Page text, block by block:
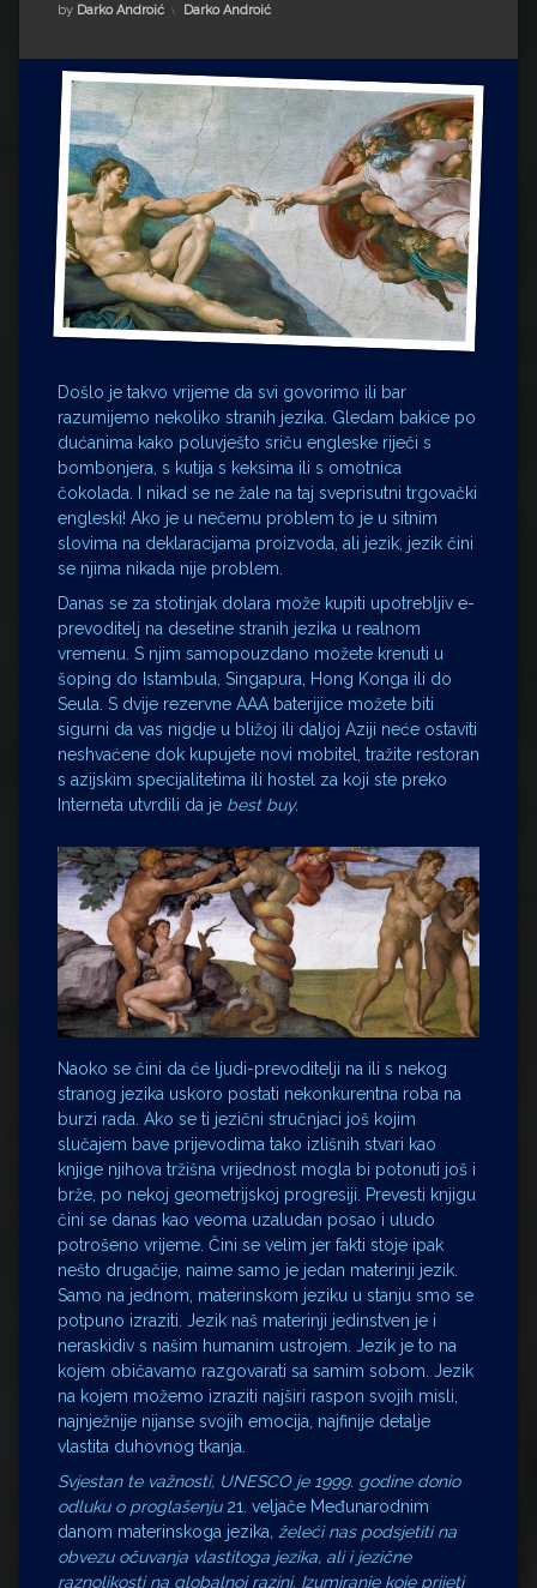
Impressum
Milenko Strižak
Drugi autori
Drugi autori
Matea Andrić
Ljiljana Lekanić-Kljaić
Željko Krznarić
Mario Lovreković
by Darko Androić Kategorije:
Darko Androić
Došlo je takvo vrijeme da svi govorimo ili bar
razumijemo nekoliko stranih jezika. Gledam bakice po
dućanima kako poluvješto sriču engleske riječi s
bombonjera, s kutija s keksima ili s omotnica
čokolada. I nikad se ne žale na taj sveprisutni trgovački
engleski! Ako je u nečemu problem to je u sitnim
slovima na deklaracijama proizvoda, ali jezik, jezik čini
se njima nikada nije problem.
Danas se za stotinjak dolara može kupiti upotrebljiv e-
prevoditelj na desetine stranih jezika u realnom
vremenu. S njim samopouzdano možete krenuti u
šoping do Istambula, Singapura, Hong Konga ili do
Seula. S dvije rezervne AAA baterijice možete biti
sigurni da vas nigdje u bližoj ili daljoj Aziji neće ostaviti
neshvaćene dok kupujete novi mobitel, tražite restoran
s azijskim specijalitetima ili hostel za koji ste preko
Interneta utvrdili da je best buy.
Naoko se čini da će ljudi-prevoditelji na ili s nekog
stranog jezika uskoro postati nekonkurentna roba na
burzi rada. Ako se ti jezični stručnjaci još kojim
slučajem bave prijevodima tako izlišnih stvari kao
knjige njihova tržišna vrijednost mogla bi potonuti još i
brže, po nekoj geometrijskoj progresiji. Prevesti knjigu
čini se danas kao veoma uzaludan posao i uludo
potrošeno vrijeme. Čini se velim jer fakti stoje ipak
nešto drugačije, naime samo je jedan materinji jezik.
Samo na jednom, materinskom jeziku u stanju smo se
potpuno izraziti. Jezik naš materinji jedinstven je i
neraskidiv s našim humanim ustrojem. Jezik je to na
kojem običavamo razgovarati sa samim sobom. Jezik
na kojem možemo izraziti najširi raspon svojih misli,
najnježnije nijanse svojih emocija, najfinije detalje
vlastita duhovnog tkanja.
Svjestan te važnosti, UNESCO je 1999. godine donio
odluku o proglašenju 21. veljače Međunarodnim
danom materinskoga jezika, želeći nas podsjetiti na
obvezu očuvanja vlastitoga jezika, ali i jezične
raznolikosti na globalnoj razini. Izumiranje koje prijeti